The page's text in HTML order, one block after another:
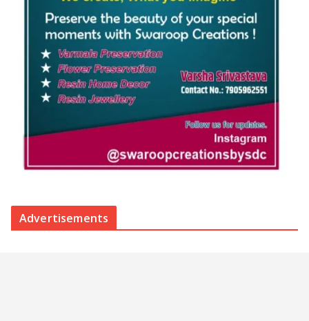
Advertisements